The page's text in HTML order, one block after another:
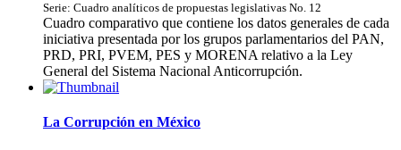
Serie: Cuadro analíticos de propuestas legislativas No. 12
Cuadro comparativo que contiene los datos generales de cada
iniciativa presentada por los grupos parlamentarios del PAN,
PRD, PRI, PVEM, PES y MORENA relativo a la Ley
General del Sistema Nacional Anticorrupción.
La Corrupción en México